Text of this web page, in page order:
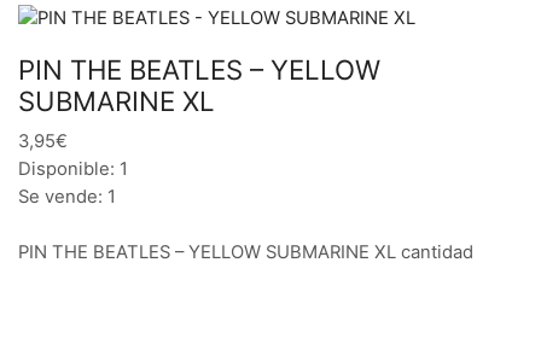
PIN THE BEATLES – YELLOW
SUBMARINE XL
3,95€
Disponible: 1
Se vende: 1
PIN THE BEATLES – YELLOW SUBMARINE XL cantidad